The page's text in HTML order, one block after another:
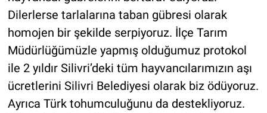
Dilerlerse tarlalarına taban gübresi olarak
homojen bir şekilde serpiyoruz. İlçe Tarım
Müdürlüğümüzle yapmış olduğumuz protokol
ile 2 yıldır Silivri’deki tüm hayvancılarımızın aşı
ücretlerini Silivri Belediyesi olarak biz ödüyoruz.
Ayrıca Türk tohumculuğunu da destekliyoruz.